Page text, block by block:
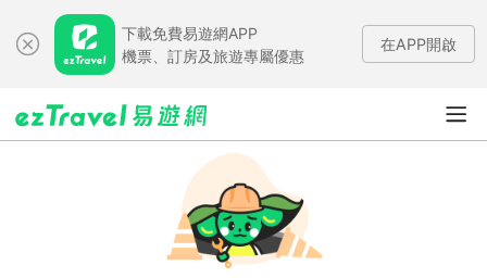
下載免費易遊網APP
機票、訂房及旅遊專屬優惠
在APP開啟